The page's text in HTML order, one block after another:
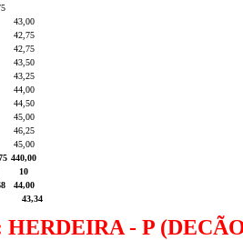
43,00
42,75
42,75
43,50
43,25
44,00
44,50
45,00
46,25
45,00
440,00
10
44,00
43,34
- P